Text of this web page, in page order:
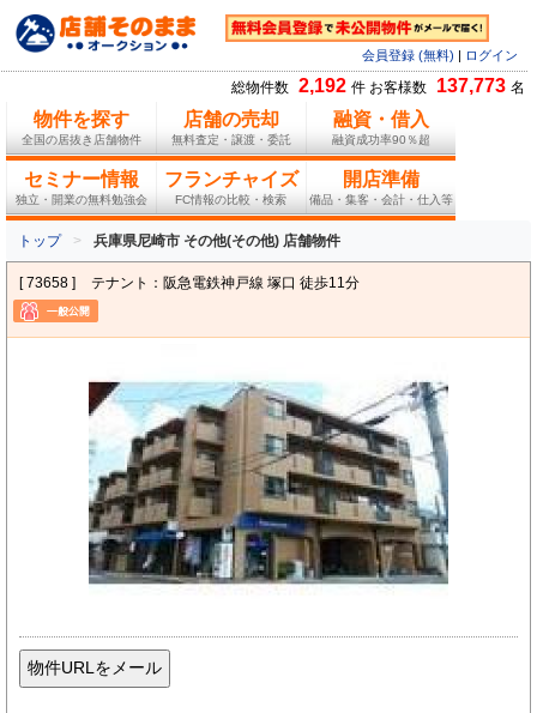
会員登録 (無料) ログイン
総物件数 2,192 件 お客様数 137,773 名
物件を探す
全国の居抜き店舗物件
店舗の売却
無料査定・譲渡・委託
融資・借入
融資成功率90％超
セミナー情報
独立・開業の無料勉強会
フランチャイズ
FC情報の比較・検索
開店準備
備品・集客・会計・仕入等
トップ 兵庫県尼崎市 その他(その他) 店舗物件
[ 73658 ] テナント：阪急電鉄神戸線 塚口 徒歩11分